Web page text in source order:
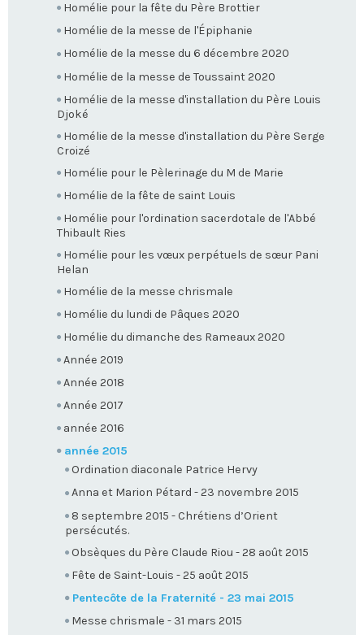
Homélie pour la fête du Père Brottier
Homélie de la messe de l'Épiphanie
Homélie de la messe du 6 décembre 2020
Homélie de la messe de Toussaint 2020
Homélie de la messe d'installation du Père Louis
Djoké
Homélie de la messe d'installation du Père Serge
Croizé
Homélie pour le Pèlerinage du M de Marie
Homélie de la fête de saint Louis
Homélie pour l'ordination sacerdotale de l'Abbé
Thibault Ries
Homélie pour les vœux perpétuels de sœur Pani
Helan
Homélie de la messe chrismale
Homélie du lundi de Pâques 2020
Homélie du dimanche des Rameaux 2020
Année 2019
Année 2018
Année 2017
année 2016
année 2015
Ordination diaconale Patrice Hervy
Anna et Marion Pétard - 23 novembre 2015
8 septembre 2015 - Chrétiens d’Orient
persécutés.
Obsèques du Père Claude Riou - 28 août 2015
Fête de Saint-Louis - 25 août 2015
Pentecôte de la Fraternité - 23 mai 2015
Messe chrismale - 31 mars 2015